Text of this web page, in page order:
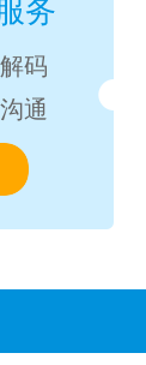
务
码
通